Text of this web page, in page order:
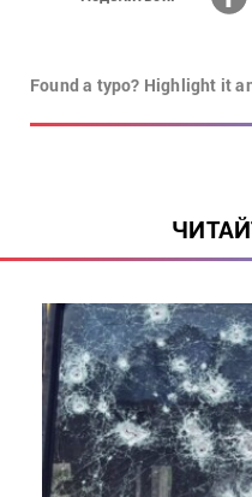
Found a typo? Highlight it